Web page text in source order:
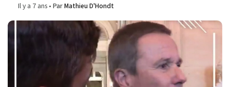
Il y a 7 ans ParMathieu D'Hondt